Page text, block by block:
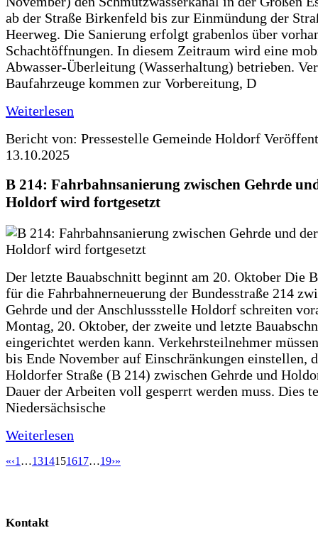
ab der Straße Birkenfeld bis zur Einmündung der
Heerweg. Die Sanierung erfolgt grabenlos über
Schachtöffnungen. In diesem Zeitraum wird eine
Abwasser-Überleitung (Wasserhaltung) betrieben.
Baufahrzeuge kommen zur Vorbereitung, D
Weiterlesen
Bericht von: Pressestelle Gemeinde Holdorf
13.10.2025
B 214: Fahrbahnsanierung zwischen Gehrde
Holdorf wird fortgesetzt
Der letzte Bauabschnitt beginnt am 20. Oktober Die
für die Fahrbahnerneuerung der Bundesstraße 214
Gehrde und der Anschlussstelle Holdorf schreiten
Montag, 20. Oktober, der zweite und letzte
eingerichtet werden kann. Verkehrsteilnehmer
bis Ende November auf Einschränkungen einstellen,
Holdorfer Straße (B 214) zwischen Gehrde und
Dauer der Arbeiten voll gesperrt werden muss. Dies
Niedersächsische
Weiterlesen
«‹1 …1314151617…19›»
Kontakt